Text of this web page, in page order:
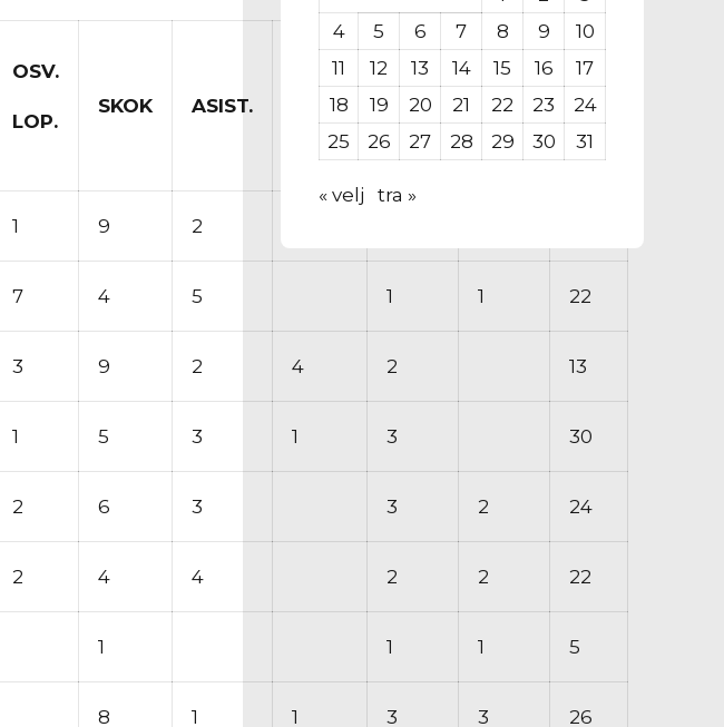
OSV.
LOP.
SKOK ASIST. BLOK
FAUL
NA
IGR.
FAUL
IGR.
MIN
1 9 2
7 4 5 1 1 22
3 9 2 4 2 13
1 5 3 1 3 30
2 6 3 3 2 24
2 4 4 2 2 22
1 1 1 5
8 1 1 3 3 26
4
5 6 7 8 9
10
11
12 13 14 15 16
17
18
19 20 21 22 23
24
25
26 27 28 29 30 31
« velj tra »